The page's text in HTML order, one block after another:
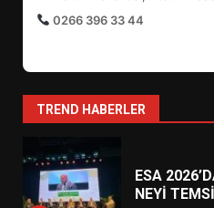
0266 396 33 44
TREND HABERLER
1
HAREKETE
ESA
NEYİ